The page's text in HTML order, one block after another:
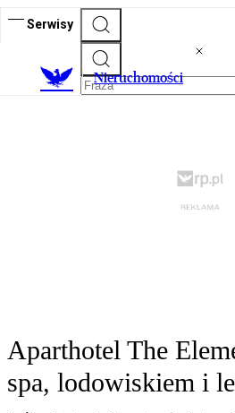
Serwisy
Nieruchomości
Aparthotel The
spa, lodowiskiem i